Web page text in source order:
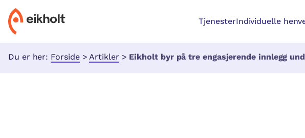
TjenesterIndividuelle
Du er her: Forside > Artikler > Eikholt byr på tre engasjerende innlegg under